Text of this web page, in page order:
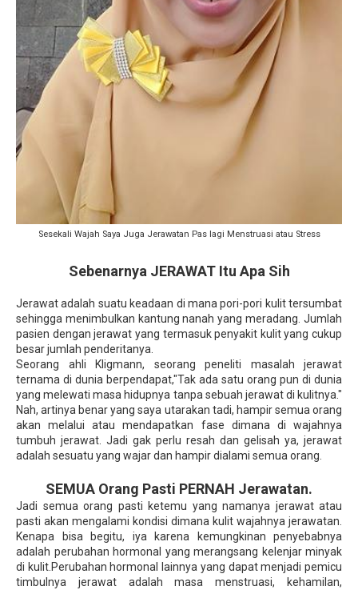
Sesekali Wajah Saya Juga Jerawatan Pas lagi Menstruasi atau Stress
Sebenarnya JERAWAT Itu Apa Sih
Jerawat adalah suatu keadaan di mana pori-pori kulit tersumbat
sehingga menimbulkan kantung nanah yang meradang. Jumlah
pasien dengan jerawat yang termasuk penyakit kulit yang cukup
besar jumlah penderitanya.
Seorang ahli Kligmann, seorang peneliti masalah jerawat
ternama di dunia berpendapat,"Tak ada satu orang pun di dunia
yang melewati masa hidupnya tanpa sebuah jerawat di kulitnya."
Nah, artinya benar yang saya utarakan tadi, hampir semua orang
akan melalui atau mendapatkan fase dimana di wajahnya
tumbuh jerawat. Jadi gak perlu resah dan gelisah ya, jerawat
adalah sesuatu yang wajar dan hampir dialami semua orang.
SEMUA Orang Pasti PERNAH Jerawatan.
Jadi semua orang pasti ketemu yang namanya jerawat atau
pasti akan mengalami kondisi dimana kulit wajahnya jerawatan.
Kenapa bisa begitu, iya karena kemungkinan penyebabnya
adalah perubahan hormonal yang merangsang kelenjar minyak
di kulit.Perubahan hormonal lainnya yang dapat menjadi pemicu
timbulnya jerawat adalah masa menstruasi, kehamilan,